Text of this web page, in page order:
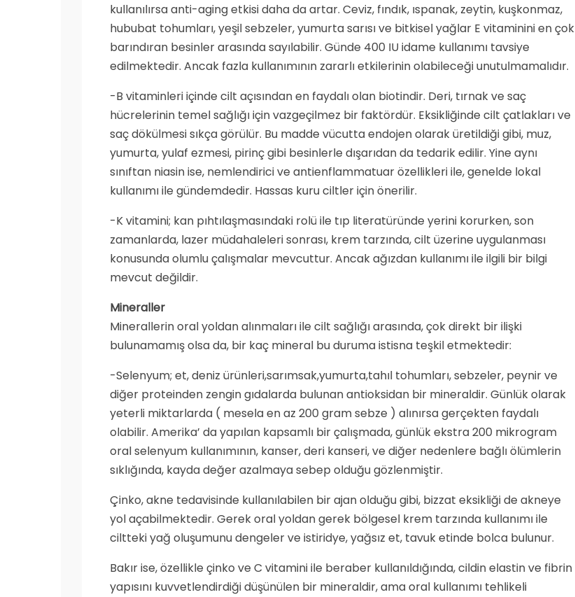
kullanılırsa anti-aging etkisi daha da artar. Ceviz, fındık, ıspanak, zeytin, kuşkonmaz,
hububat tohumları, yeşil sebzeler, yumurta sarısı ve bitkisel yağlar E vitaminini en çok
barındıran besinler arasında sayılabilir. Günde 400 IU idame kullanımı tavsiye
edilmektedir. Ancak fazla kullanımının zararlı etkilerinin olabileceği unutulmamalıdır.
-B vitaminleri içinde cilt açısından en faydalı olan biotindir. Deri, tırnak ve saç
hücrelerinin temel sağlığı için vazgeçilmez bir faktördür. Eksikliğinde cilt çatlakları ve
saç dökülmesi sıkça görülür. Bu madde vücutta endojen olarak üretildiği gibi, muz,
yumurta, yulaf ezmesi, pirinç gibi besinlerle dışarıdan da tedarik edilir. Yine aynı
sınıftan niasin ise, nemlendirici ve antienflammatuar özellikleri ile, genelde lokal
kullanımı ile gündemdedir. Hassas kuru ciltler için önerilir.
-K vitamini; kan pıhtılaşmasındaki rolü ile tıp literatüründe yerini korurken, son
zamanlarda, lazer müdahaleleri sonrası, krem tarzında, cilt üzerine uygulanması
konusunda olumlu çalışmalar mevcuttur. Ancak ağızdan kullanımı ile ilgili bir bilgi
mevcut değildir.
Mineraller
Minerallerin oral yoldan alınmaları ile cilt sağlığı arasında, çok direkt bir ilişki
bulunamamış olsa da, bir kaç mineral bu duruma istisna teşkil etmektedir:
-Selenyum; et, deniz ürünleri,sarımsak,yumurta,tahıl tohumları, sebzeler, peynir ve
diğer proteinden zengin gıdalarda bulunan antioksidan bir mineraldir. Günlük olarak
yeterli miktarlarda ( mesela en az 200 gram sebze ) alınırsa gerçekten faydalı
olabilir. Amerika’ da yapılan kapsamlı bir çalışmada, günlük ekstra 200 mikrogram
oral selenyum kullanımının, kanser, deri kanseri, ve diğer nedenlere bağlı ölümlerin
sıklığında, kayda değer azalmaya sebep olduğu gözlenmiştir.
Çinko, akne tedavisinde kullanılabilen bir ajan olduğu gibi, bizzat eksikliği de akneye
yol açabilmektedir. Gerek oral yoldan gerek bölgesel krem tarzında kullanımı ile
ciltteki yağ oluşumunu dengeler ve istiridye, yağsız et, tavuk etinde bolca bulunur.
Bakır ise, özellikle çinko ve C vitamini ile beraber kullanıldığında, cildin elastin ve fibrin
yapısını kuvvetlendirdiği düşünülen bir mineraldir, ama oral kullanımı tehlikeli